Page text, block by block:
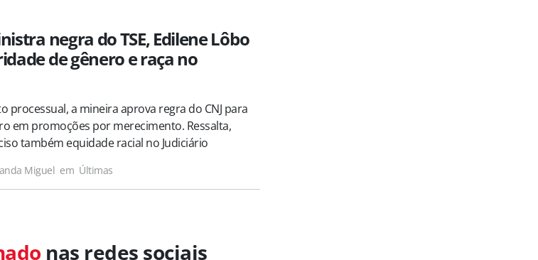
negra do TSE, Edilene Lôbo
de gênero e raça no
processual, a mineira aprova regra do CNJ para
em promoções por merecimento. Ressalta,
também equidade racial no Judiciário
Miguel em Últimas
nas redes sociais